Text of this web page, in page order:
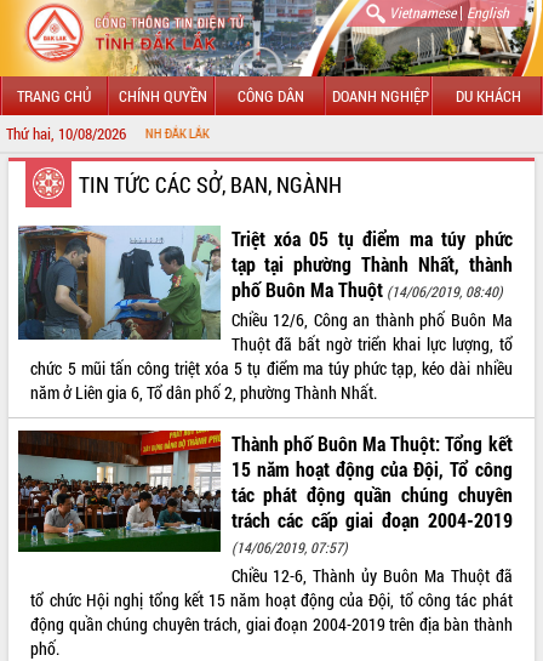
Vietnamese| English
TRANG CHỦ CHÍNH QUYỀN CÔNG DÂN DOANH NGHIỆP DU KHÁCH
Thứ hai, 10/08/2026
GIỚI THIỆU
LÃNH ĐẠO UBND TỈNH
TIN TỨC SỰ KIỆN
SỞ, BAN, NGÀNH
UBND CÁC XÃ, PHƯỜNG
THÔNG TIN CHỈ ĐẠO ĐIỀU HÀNH
HỆ THỐNG VĂN BẢN
VĂN BẢN HĐND TỈNH
QUY HOẠCH - KẾ HOẠCH
TIN TỨC CÁC SỞ, BAN, NGÀNH
Triệt xóa 05 tụ điểm ma túy phức
tạp tại phường Thành Nhất, thành
phố Buôn Ma Thuột (14/06/2019, 08:40)
Chiều 12/6, Công an thành phố Buôn Ma
Thuột đã bất ngờ triển khai lực lượng, tổ
chức 5 mũi tấn công triệt xóa 5 tụ điểm ma túy phức tạp, kéo dài nhiều
năm ở Liên gia 6, Tổ dân phố 2, phường Thành Nhất.
Thành phố Buôn Ma Thuột: Tổng kết
15 năm hoạt động của Đội, Tổ công
tác phát động quần chúng chuyên
trách các cấp giai đoạn 2004-2019
(14/06/2019, 07:57)
Chiều 12-6, Thành ủy Buôn Ma Thuột đã
tổ chức Hội nghị tổng kết 15 năm hoạt động của Đội, tổ công tác phát
động quần chúng chuyên trách, giai đoạn 2004-2019 trên địa bàn thành
phố.